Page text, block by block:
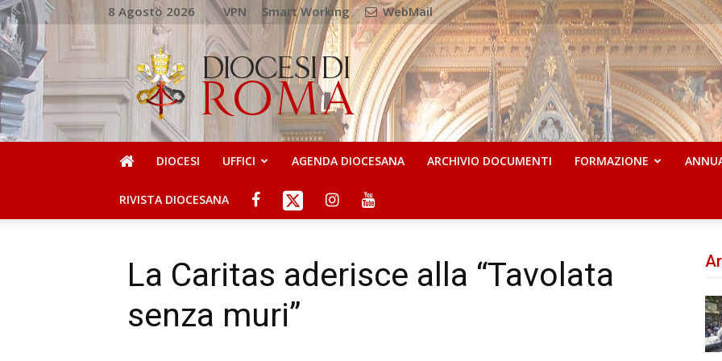
8 Agosto 2026 VPN Smart Working WebMail
DIOCESI
DI
ROMA
DIOCESI UFFICI AGENDA DIOCESANA ARCHIVIO DOCUMENTI FORMAZIONE
RIVISTA DIOCESANA
La Caritas aderisce alla “Tavolata
senza muri”